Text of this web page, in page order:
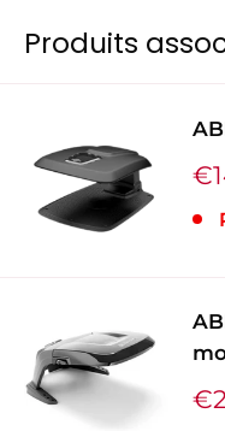
Compatibles avec
105, 305, 310, 315
Produits